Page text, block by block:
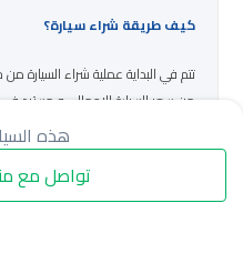
كيف طريقة شراء سيارة؟
تتم في البداية عملية شراء
من سعر السيارة الاجمالي و مسترد
تواصل مع
هذه